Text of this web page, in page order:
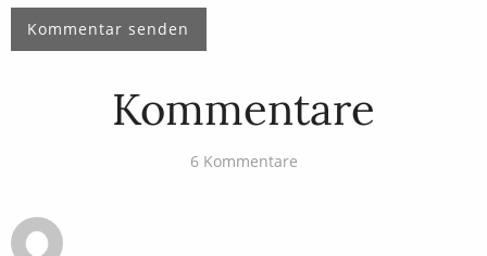
Kommentare
6 Kommentare